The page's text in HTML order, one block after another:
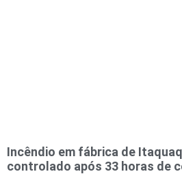
Incêndio em fábrica de
controlado após 33 horas de